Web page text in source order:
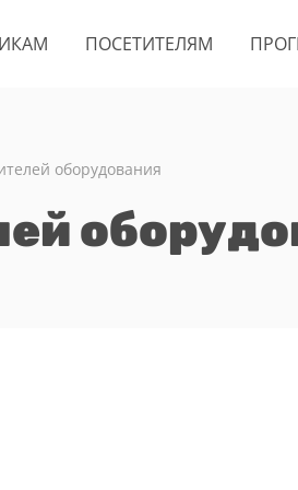
ПОСЕТИТЕЛЯМ
оборудования